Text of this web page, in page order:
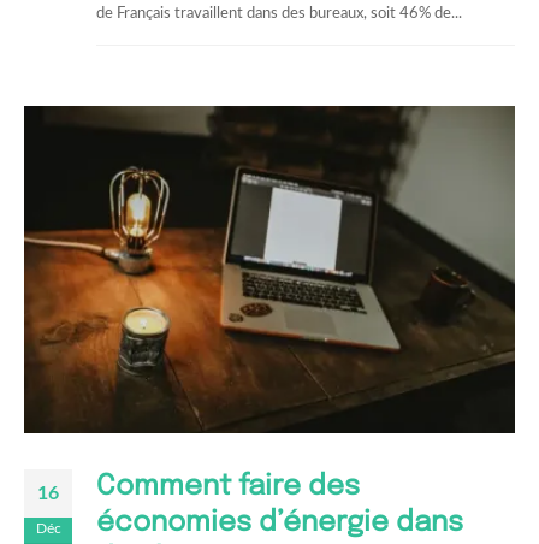
de Français travaillent dans des bureaux, soit 46% de...
16
Déc
Comment faire des
économies d’énergie dans